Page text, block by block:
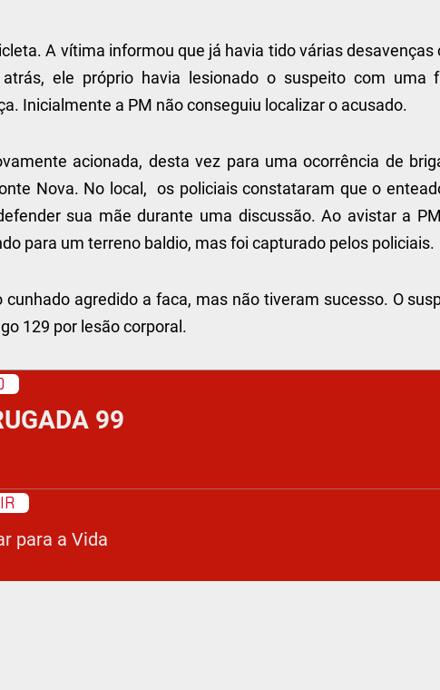
A vítima informou que já havia tido várias desavenças
ele próprio havia lesionado o suspeito com uma
Inicialmente a PM não conseguiu localizar o acusado.
acionada, desta vez para uma ocorrência de
Nova. No local, os policiais constataram que o
sua mãe durante uma discussão. Ao avistar a
para um terreno baldio, mas foi capturado pelos policiais.
agredido a faca, mas não tiveram sucesso. O
129 por lesão corporal.
99
para a Vida